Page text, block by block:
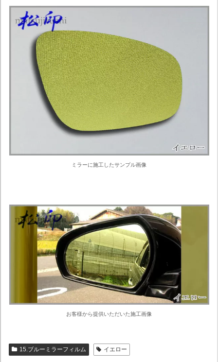
ミラーに施工したサンプル画像
お客様から提供いただいた施工画像
15.ブルーミラーフィルム イエロー